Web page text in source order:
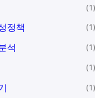
1
정책 1
석 1
1
1